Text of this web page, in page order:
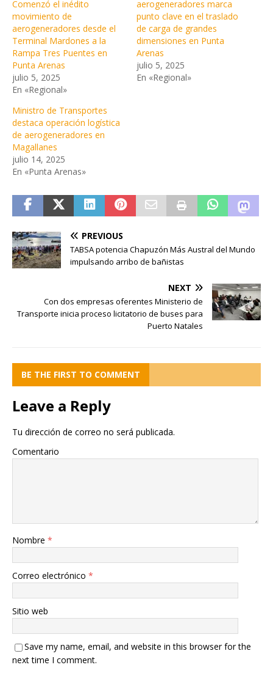
Comenzó el inédito
movimiento de
aerogeneradores desde el
Terminal Mardones a la
Rampa Tres Puentes en
Punta Arenas
julio 5, 2025
En «Regional»
aerogeneradores marca
punto clave en el traslado
de carga de grandes
dimensiones en Punta
Arenas
julio 5, 2025
En «Regional»
Ministro de Transportes
destaca operación logística
de aerogeneradores en
Magallanes
julio 14, 2025
En «Punta Arenas»
PREVIOUS
TABSA potencia Chapuzón Más Austral del Mundo
impulsando arribo de bañistas
NEXT
Con dos empresas oferentes Ministerio de
Transporte inicia proceso licitatorio de buses para
Puerto Natales
BE THE FIRST TO COMMENT
Leave a Reply
Tu dirección de correo no será publicada.
Comentario
Nombre *
Correo electrónico *
Sitio web
Save my name, email, and website in this browser for the
next time I comment.